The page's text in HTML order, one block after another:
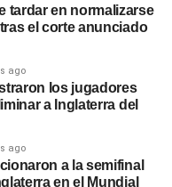
tardar en normalizarse
el corte anunciado
ago
los jugadores
a Inglaterra del
ago
a la semifinal
en el Mundial